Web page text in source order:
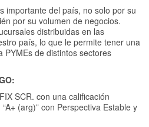
importante del país, no solo por su
por su volumen de negocios.
distribuidas en las
país, lo que le permite tener una
de distintos sectores
SCR. con una calificación
(arg)” con Perspectiva Estable y